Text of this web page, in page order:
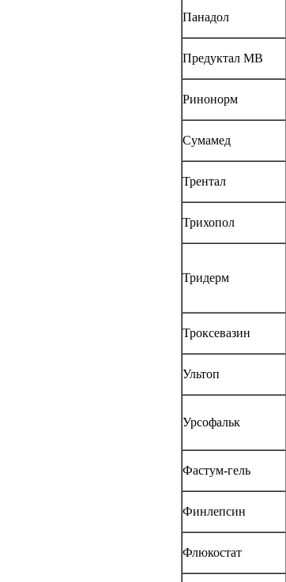
Панадол
Предуктал МВ
Ринонорм
Сумамед
Трентал
Трихопол
Тридерм
Троксевазин
Ультоп
Урсофальк
Фастум-гель
Финлепсин
Флюкостат